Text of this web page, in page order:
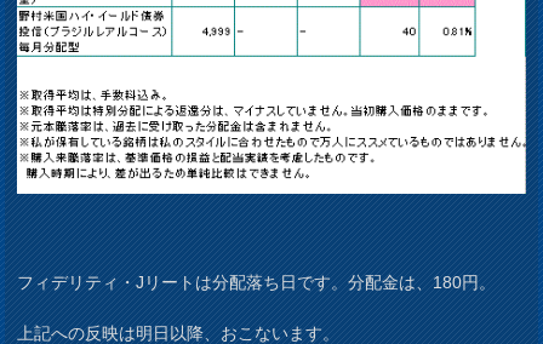
フィデリティ・Jリートは分配落ち日です。分配金は、180円。
上記への反映は明日以降、おこないます。